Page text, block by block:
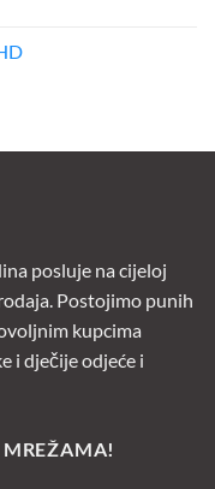
posluje na cijeloj
Postojimo punih
kupcima
i dječije odjeće i